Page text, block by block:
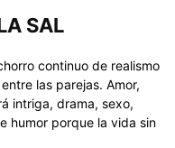
SAL
continuo de realismo
las parejas. Amor,
intriga, drama, sexo,
humor porque la vida sin